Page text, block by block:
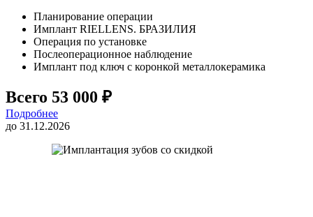
Планирование операции
Имплант RIELLENS. БРАЗИЛИЯ
Операция по установке
Послеоперационное наблюдение
Имплант под ключ с коронкой металлокерамика
Всего 53 000 ₽
Подробнее
до 31.12.2026